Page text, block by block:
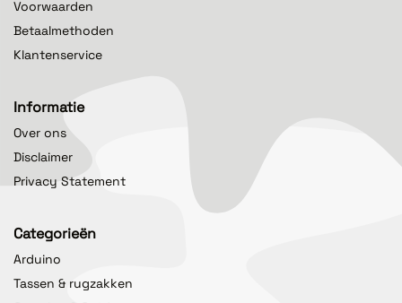
Voorwaarden
Betaalmethoden
Klantenservice
Informatie
Over ons
Disclaimer
Privacy Statement
Categorieën
Arduino
Tassen & rugzakken